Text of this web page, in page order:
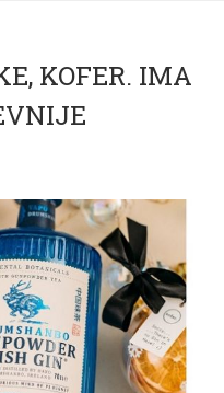
KOFER. IMA